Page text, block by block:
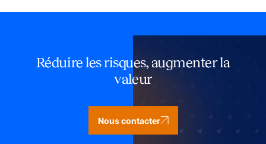
Réduire les risques, augmenter la
valeur
Nous contacter